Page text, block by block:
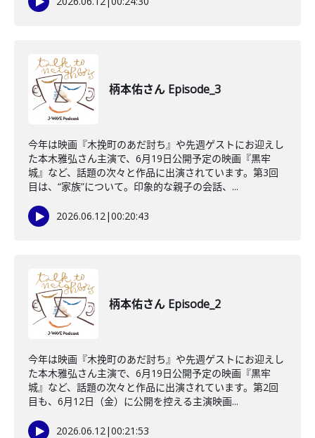
柄本佑さん Episode_3
今年は映画『木挽町のあだ討ち』や先週ゲストにお迎えし
た本木雅弘さん主演で、6月19日公開予定の映画『黒牢
城』など、話題の次々と作品に出演されています。第3回
目は、“家族”について。印象的な親子の会話、...
2026.06.12|00:20:43
柄本佑さん Episode_2
今年は映画『木挽町のあだ討ち』や先週ゲストにお迎えし
た本木雅弘さん主演で、6月19日公開予定の映画『黒牢
城』など、話題の次々と作品に出演されています。第2回
目も、6月12日（金）に公開を控える主演映画...
2026.06.12|00:21:53